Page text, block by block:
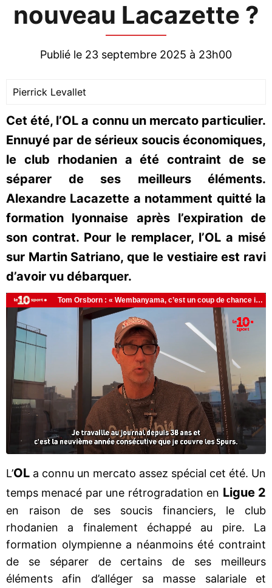
nouveau Lacazette ?
Publié le 23 septembre 2025 à 23h00
Pierrick Levallet
Cet été, l’OL a connu un mercato particulier.
Ennuyé par de sérieux soucis économiques,
le club rhodanien a été contraint de se
séparer de ses meilleurs éléments.
Alexandre Lacazette a notamment quitté la
formation lyonnaise après l’expiration de
son contrat. Pour le remplacer, l’OL a misé
sur Martin Satriano, que le vestiaire est ravi
d’avoir vu débarquer.
L’OL a connu un mercato assez spécial cet été. Un
temps menacé par une rétrogradation en Ligue 2
en raison de ses soucis financiers, le club
rhodanien a finalement échappé au pire. La
formation olympienne a néanmoins été contraint
de se séparer de certains de ses meilleurs
éléments afin d’alléger sa masse salariale et